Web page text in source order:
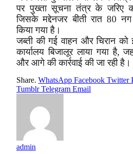
पर पुख्ता सूचना तंत्र के जरिए
जिसके मद्देनजर बीती रात 80 नग
किया गया है।
जब्ती की गई वाहन और चिरान को
कार्यालय बिजालूर लाया गया है,
और आगे की कार्रवाई की जा रही है।
Share. WhatsApp Facebook Twitter
Tumblr Telegram Email
admin